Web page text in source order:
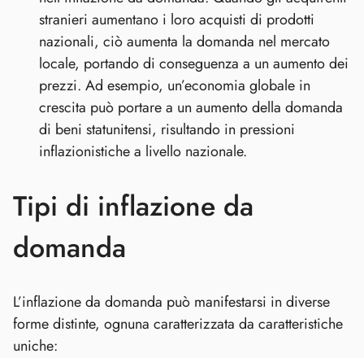
stranieri aumentano i loro acquisti di prodotti
nazionali, ciò aumenta la domanda nel mercato
locale, portando di conseguenza a un aumento dei
prezzi. Ad esempio, un’economia globale in
crescita può portare a un aumento della domanda
di beni statunitensi, risultando in pressioni
inflazionistiche a livello nazionale.
Tipi di inflazione da
domanda
L’inflazione da domanda può manifestarsi in diverse
forme distinte, ognuna caratterizzata da caratteristiche
uniche: